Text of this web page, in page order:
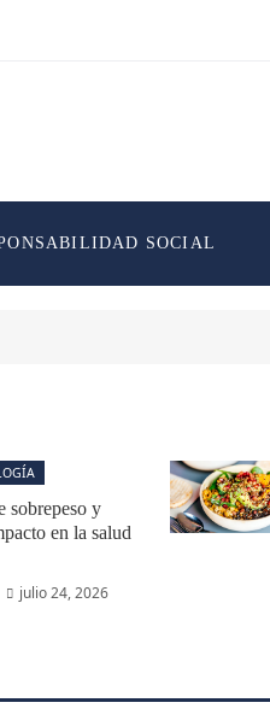
SOCIAL
sobrepeso y
en la salud
julio 24, 2026